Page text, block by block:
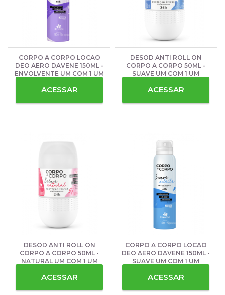
CORPO A CORPO LOCAO
DEO AERO DAVENE 150ML -
ENVOLVENTE UM COM 1 UM
ACESSAR
DESOD ANTI ROLL ON
CORPO A CORPO 50ML -
SUAVE UM COM 1 UM
ACESSAR
DESOD ANTI ROLL ON
CORPO A CORPO 50ML -
NATURAL UM COM 1 UM
ACESSAR
CORPO A CORPO LOCAO
DEO AERO DAVENE 150ML -
SUAVE UM COM 1 UM
ACESSAR